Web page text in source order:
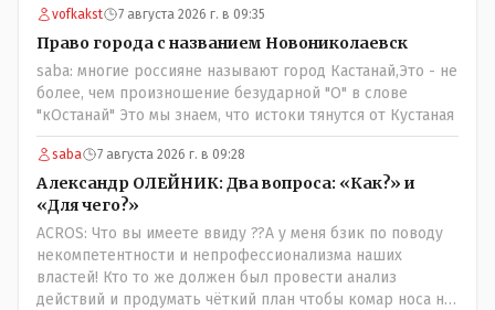
места. Сколько людей можно трудоустроить? Но зачем,
когда водитель должен и на дорогу смотреть, и оплату
контролировать , и (в редких случаях оплаты наличкой)
сдачу выдавать. У нас прогресс почему-то идет с
регрессом рука об руку. Любую хорошую задумку
умудряемся похерить(
vofkakst 7 августа 2026 г. в 09:35
Право города с названием Новониколаевск
saba: многие россияне называют город Кастанай,Это - не
более, чем произношение безударной "О" в слове
"кОстанай" Это мы знаем, что истоки тянутся от Кустаная
saba 7 августа 2026 г. в 09:28
Александр ОЛЕЙНИК: Два вопроса: «Как?» и
«Для чего?»
ACROS: Что вы имеете ввиду ??А у меня бзик по поводу
некомпетентности и непрофессионализма наших
властей! Кто то же должен был провести анализ
действий и продумать чёткий план чтобы комар носа не